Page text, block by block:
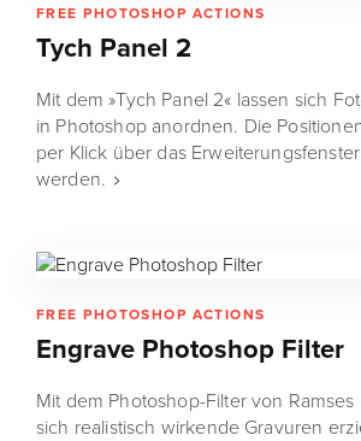
FREE PHOTOSHOP ACTIONS
Tych Panel 2
Mit dem »Tych Panel 2« lassen sich
in Photoshop anordnen. Die
per Klick über das
werden.
FREE PHOTOSHOP ACTIONS
Engrave Photoshop Filter
Mit dem Photoshop-Filter von Ramses
sich realistisch wirkende Gravuren